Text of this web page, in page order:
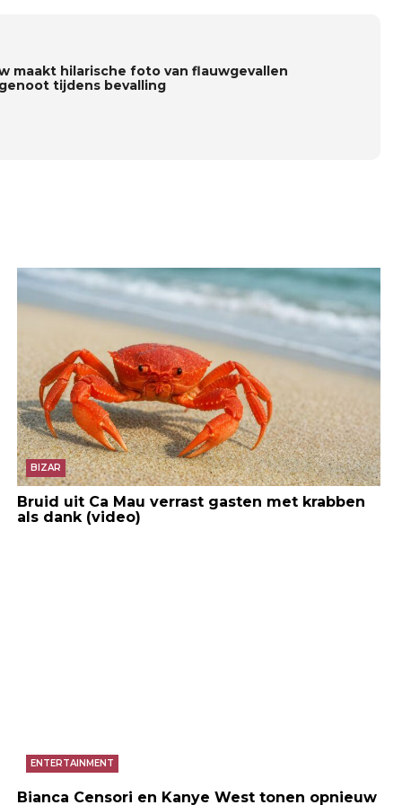
maakt hilarische foto van flauwgevallen
tijdens bevalling
BIZAR
Bruid uit Ca Mau verrast gasten met krabben
als dank (video)
ENTERTAINMENT
Bianca Censori en Kanye West tonen opnieuw